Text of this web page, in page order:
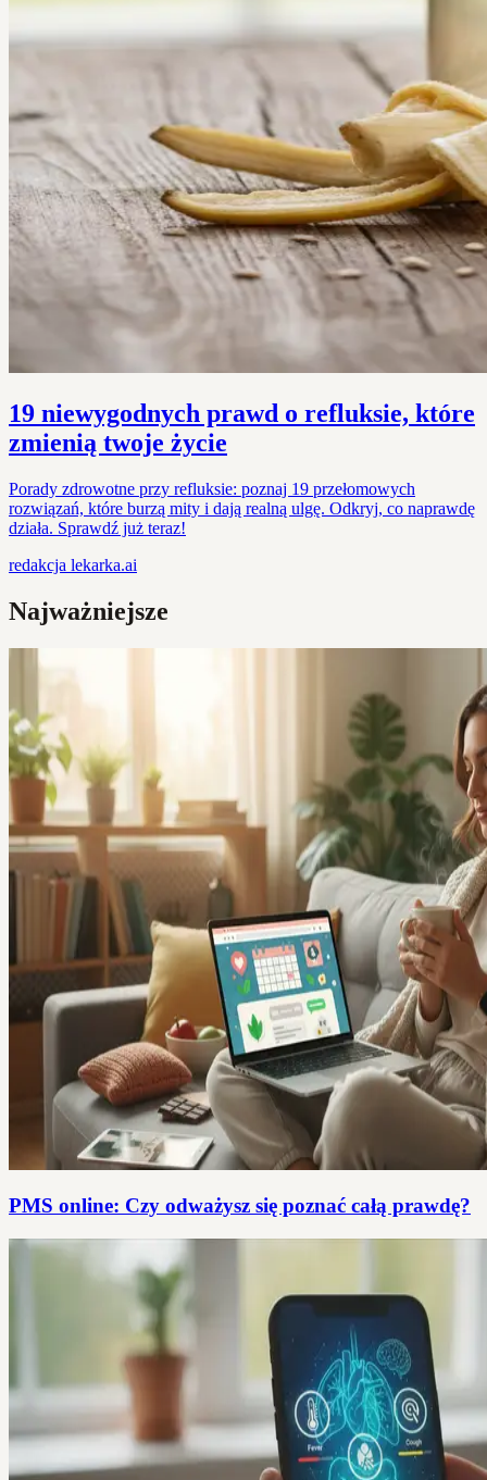
19 niewygodnych prawd o refluksie, które
zmienią twoje życie
Porady zdrowotne przy refluksie: poznaj 19 przełomowych
rozwiązań, które burzą mity i dają realną ulgę. Odkryj, co naprawdę
działa. Sprawdź już teraz!
redakcja lekarka.ai
Najważniejsze
PMS online: Czy odważysz się poznać całą prawdę?